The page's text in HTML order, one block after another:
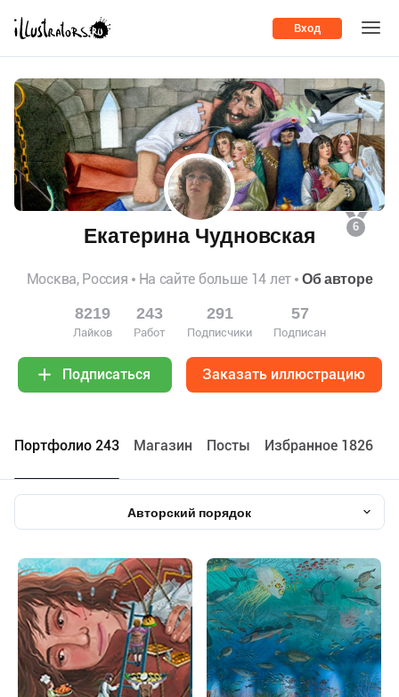
Вход
6
Екатерина Чудновская
Москва, Россия На сайте больше 14 лет Об авторе
8219
Лайков
243
Работ
291
Подписчики
57
Подписан
Подписаться Заказать иллюстрацию
Портфолио 243 Maгазин Посты Избранное 1826
Авторский порядок